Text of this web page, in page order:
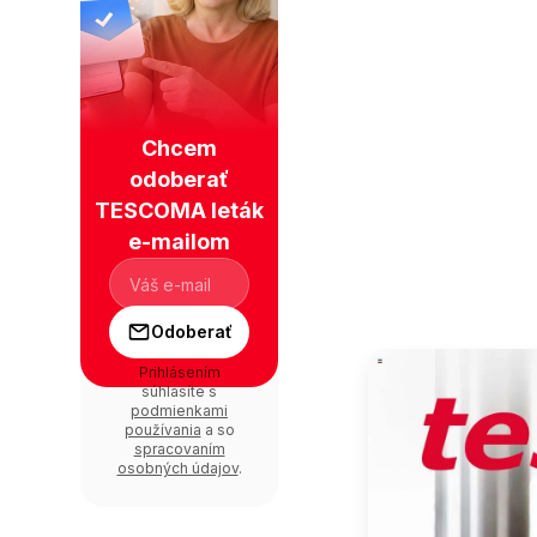
Chcem
odoberať
TESCOMA leták
e-mailom
Odoberať
Prihlásením
súhlasíte s
podmienkami
používania a so
spracovaním
osobných údajov.